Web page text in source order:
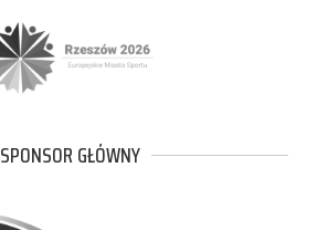
SPONSOR GŁÓWNY